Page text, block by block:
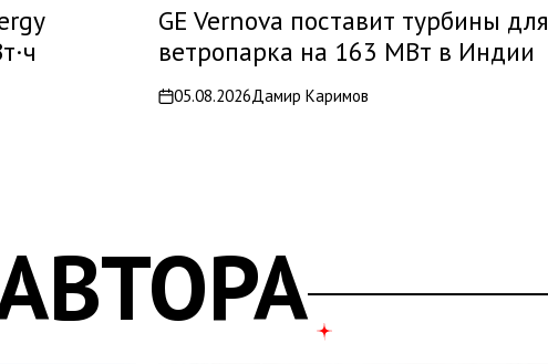
GE Vernova поставит турбины для
ветропарка на 163 МВт в Индии
on05.08.2026Дамир Каримов